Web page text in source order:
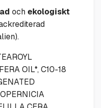
och ekologiskt
OIL*, C10-18